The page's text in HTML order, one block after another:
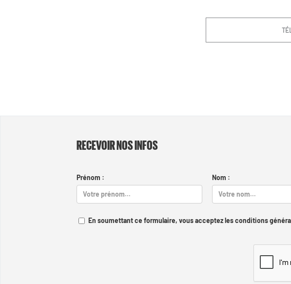
RECEVOIR NOS INFOS
Prénom : Nom :
En soumettant ce formulaire, vous acceptez les conditions